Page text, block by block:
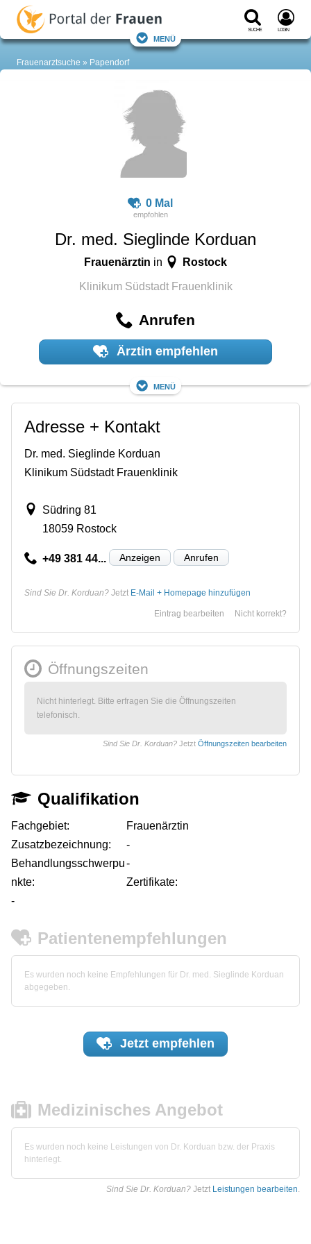
Suche Login
Menü
Frauenarztsuche Papendorf
0 Mal
Dr. med. Sieglinde Korduan
Frauenärztin in Rostock
Klinikum Südstadt Frauenklinik
Anrufen
Ärztin empfehlen
Menü
Adresse + Kontakt
Dr. med. Sieglinde Korduan
Klinikum Südstadt Frauenklinik
Südring 81
18059 Rostock
+49 381 44... Anzeigen Anrufen
Sind Sie Dr. Korduan? Jetzt E-Mail + Homepage hinzufügen
Nicht korrekt?
Eintrag bearbeiten
Öffnungszeiten
Nicht hinterlegt. Bitte erfragen Sie die Öffnungszeiten
telefonisch.
Sind Sie Dr. Korduan? Jetzt Öffnungszeiten bearbeiten
Qualifikation
Fachgebiet:
Frauenärztin
Zusatzbezeichnung:
-
Behandlungsschwerpu
nkte:
-
Zertifikate:
-
Patientenempfehlungen
Es wurden noch keine Empfehlungen für Dr. med. Sieglinde Korduan
abgegeben.
Jetzt empfehlen
Medizinisches Angebot
Es wurden noch keine Leistungen von Dr. Korduan bzw. der Praxis
hinterlegt.
Sind Sie Dr. Korduan? Jetzt Leistungen bearbeiten.